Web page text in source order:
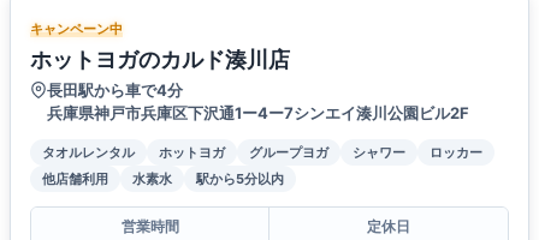
キャンペーン中
ホットヨガのカルド湊川店
長田駅から車で4分
兵庫県神戸市兵庫区下沢通1ー4ー7シンエイ湊川公園ビル2F
タオルレンタル ホットヨガ グループヨガ シャワー
ロッカー
他店舗利用
水素水 駅から5分以内
営業時間
定休日